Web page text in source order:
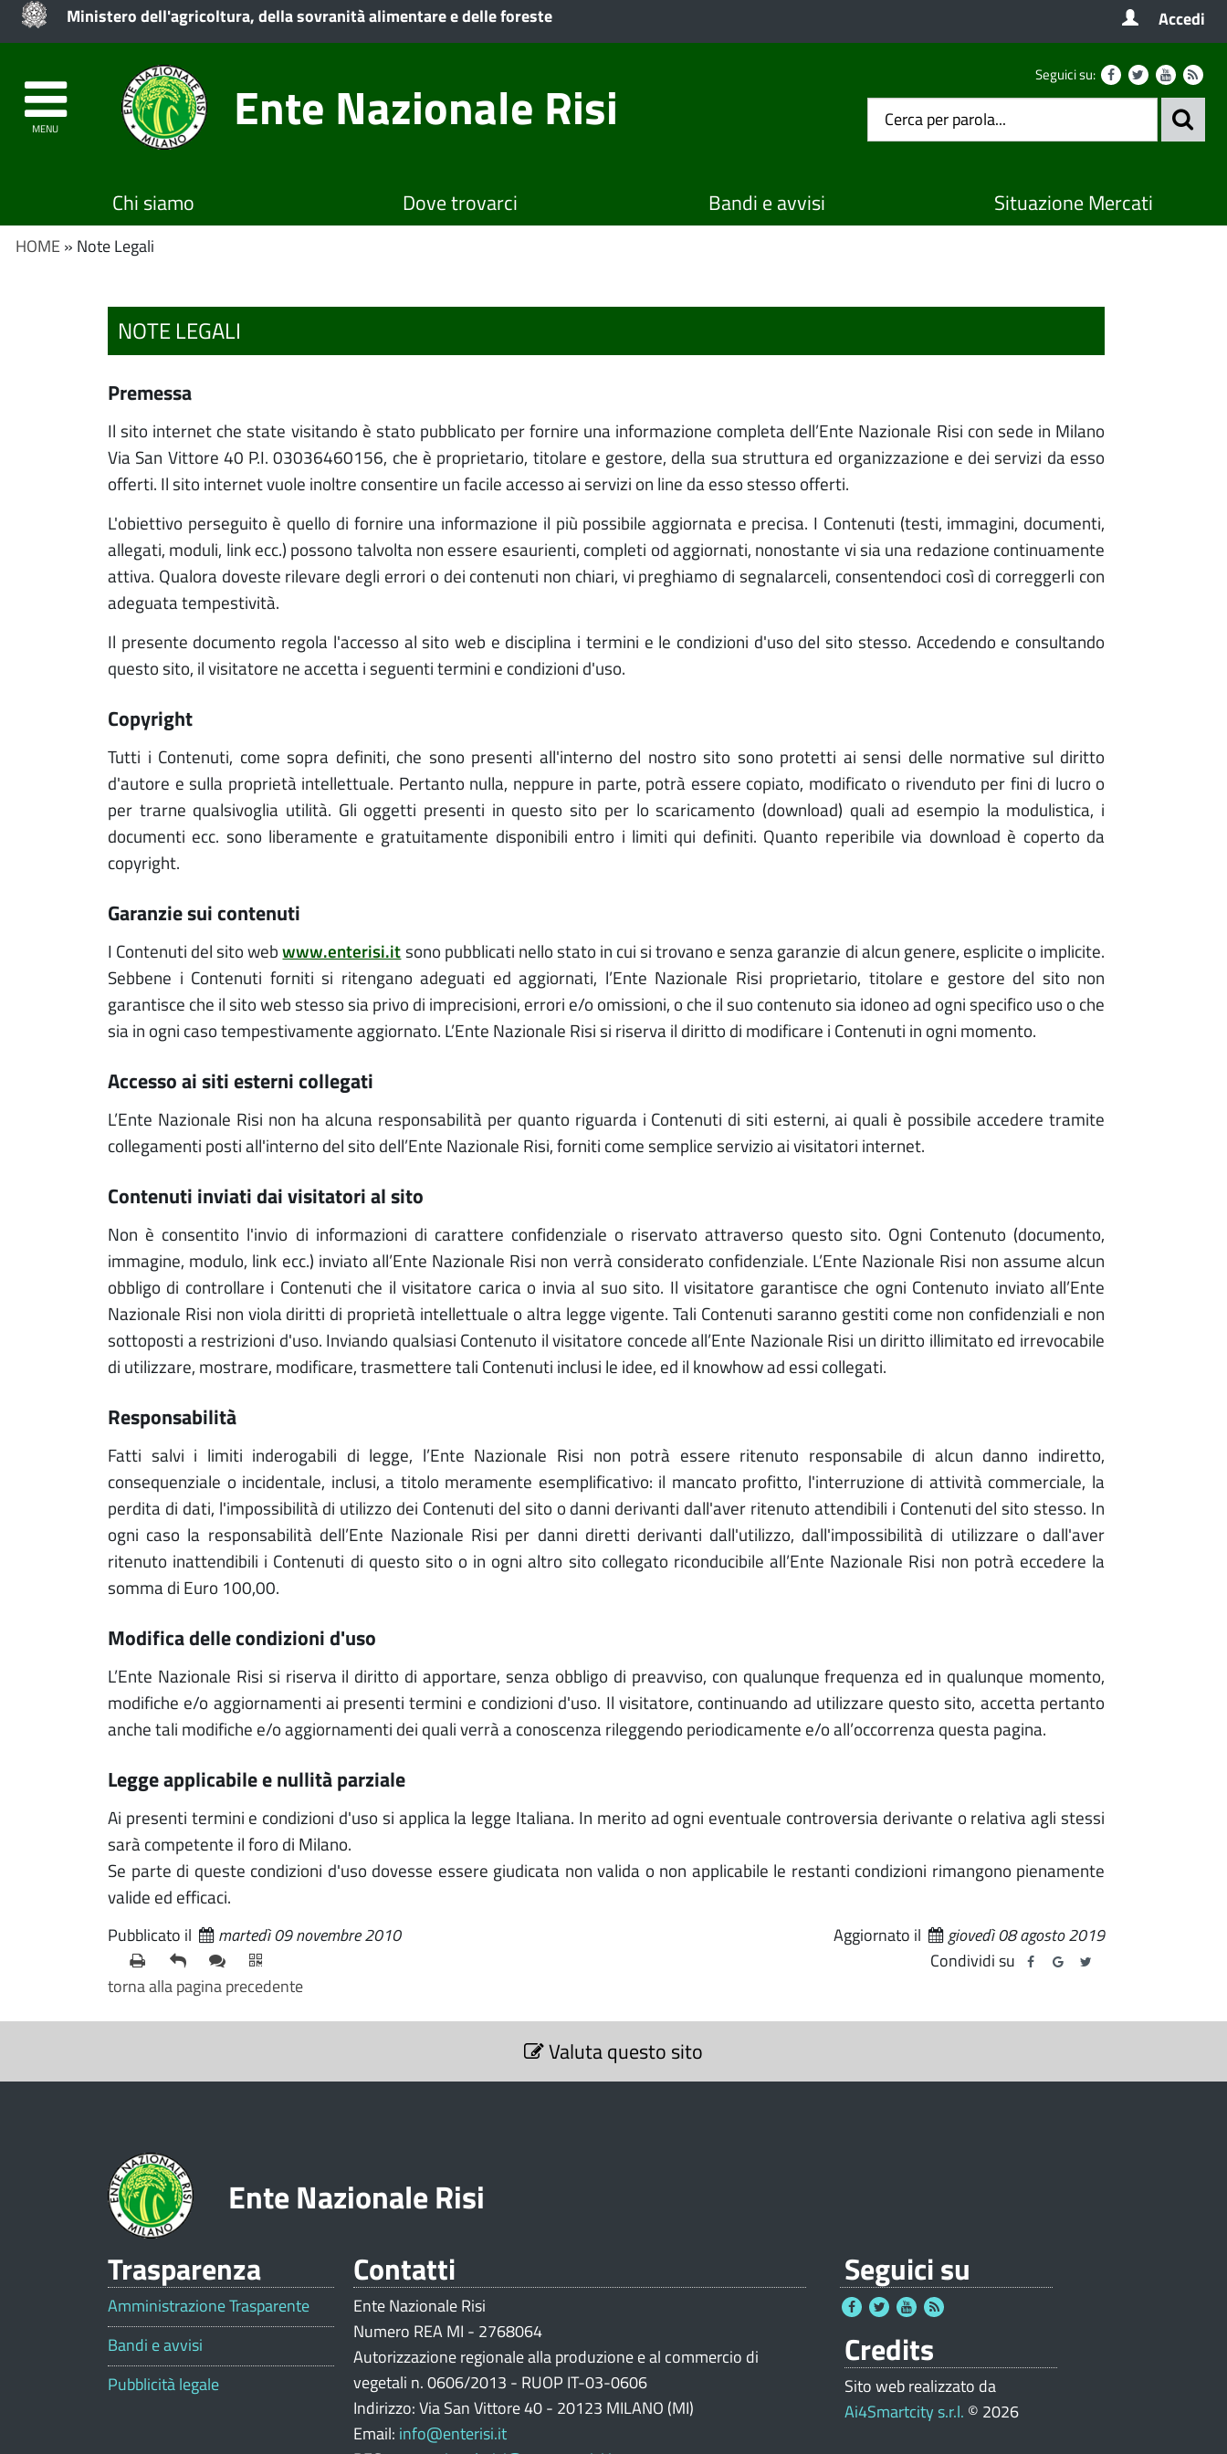
Ministero dell'agricoltura, della sovranità alimentare e delle foreste Accedi
MENU Ente Nazionale Risi Seguici su:
Chi siamo Dove trovarci Bandi e avvisi Situazione Mercati
HOME » Note Legali
NOTE LEGALI
premessa
Il sito internet che state visitando è stato pubblicato per fornire una informazione completa dell’Ente Nazionale Risi con sede in Milano
Via San Vittore 40 P.I. 03036460156, che è proprietario, titolare e gestore, della sua struttura ed organizzazione e dei servizi da esso
offerti. Il sito internet vuole inoltre consentire un facile accesso ai servizi on line da esso stesso offerti.
L'obiettivo perseguito è quello di fornire una informazione il più possibile aggiornata e precisa. I Contenuti (testi, immagini, documenti,
allegati, moduli, link ecc.) possono talvolta non essere esaurienti, completi od aggiornati, nonostante vi sia una redazione continuamente
attiva. Qualora doveste rilevare degli errori o dei contenuti non chiari, vi preghiamo di segnalarceli, consentendoci così di correggerli con
adeguata tempestività.
Il presente documento regola l'accesso al sito web e disciplina i termini e le condizioni d'uso del sito stesso. Accedendo e consultando
questo sito, il visitatore ne accetta i seguenti termini e condizioni d'uso.
copyright
Tutti i Contenuti, come sopra definiti, che sono presenti all'interno del nostro sito sono protetti ai sensi delle normative sul diritto
d'autore e sulla proprietà intellettuale. Pertanto nulla, neppure in parte, potrà essere copiato, modificato o rivenduto per fini di lucro o
per trarne qualsivoglia utilità. Gli oggetti presenti in questo sito per lo scaricamento (download) quali ad esempio la modulistica, i
documenti ecc. sono liberamente e gratuitamente disponibili entro i limiti qui definiti. Quanto reperibile via download è coperto da
copyright.
garanzie sui contenuti
I Contenuti del sito webwww.enterisi.it sono pubblicati nello stato in cui si trovano e senza garanzie di alcun genere, esplicite o implicite.
Sebbene i Contenuti forniti si ritengano adeguati ed aggiornati, l’Ente Nazionale Risi proprietario, titolare e gestore del sito non
garantisce che il sito web stesso sia privo di imprecisioni, errori e/o omissioni, o che il suo contenuto sia idoneo ad ogni specifico uso o che
sia in ogni caso tempestivamente aggiornato. L’Ente Nazionale Risi si riserva il diritto di modificare i Contenuti in ogni momento.
accesso ai siti esterni collegati
L’Ente Nazionale Risi non ha alcuna responsabilità per quanto riguarda i Contenuti di siti esterni, ai quali è possibile accedere tramite
collegamenti posti all'interno del sito dell’Ente Nazionale Risi, forniti come semplice servizio ai visitatori internet.
contenuti inviati dai visitatori al sito
Non è consentito l'invio di informazioni di carattere confidenziale o riservato attraverso questo sito. Ogni Contenuto (documento,
immagine, modulo, link ecc.) inviato all’Ente Nazionale Risi non verrà considerato confidenziale. L’Ente Nazionale Risi non assume alcun
obbligo di controllare i Contenuti che il visitatore carica o invia al suo sito. Il visitatore garantisce che ogni Contenuto inviato all’Ente
Nazionale Risi non viola diritti di proprietà intellettuale o altra legge vigente. Tali Contenuti saranno gestiti come non confidenziali e non
sottoposti a restrizioni d'uso. Inviando qualsiasi Contenuto il visitatore concede all’Ente Nazionale Risi un diritto illimitato ed irrevocabile
di utilizzare, mostrare, modificare, trasmettere tali Contenuti inclusi le idee, ed il knowhow ad essi collegati.
responsabilità
Fatti salvi i limiti inderogabili di legge, l’Ente Nazionale Risi non potrà essere ritenuto responsabile di alcun danno indiretto,
consequenziale o incidentale, inclusi, a titolo meramente esemplificativo: il mancato profitto, l'interruzione di attività commerciale, la
perdita di dati, l'impossibilità di utilizzo dei Contenuti del sito o danni derivanti dall'aver ritenuto attendibili i Contenuti del sito stesso. In
ogni caso la responsabilità dell’Ente Nazionale Risi per danni diretti derivanti dall'utilizzo, dall'impossibilità di utilizzare o dall'aver
ritenuto inattendibili i Contenuti di questo sito o in ogni altro sito collegato riconducibile all’Ente Nazionale Risi non potrà eccedere la
somma di Euro 100,00.
modifica delle condizioni d'uso
L’Ente Nazionale Risi si riserva il diritto di apportare, senza obbligo di preavviso, con qualunque frequenza ed in qualunque momento,
modifiche e/o aggiornamenti ai presenti termini e condizioni d'uso. Il visitatore, continuando ad utilizzare questo sito, accetta pertanto
anche tali modifiche e/o aggiornamenti dei quali verrà a conoscenza rileggendo periodicamente e/o all’occorrenza questa pagina.
legge applicabile e nullità parziale
Ai presenti termini e condizioni d'uso si applica la legge Italiana. In merito ad ogni eventuale controversia derivante o relativa agli stessi
sarà competente il foro di Milano.
Se parte di queste condizioni d'uso dovesse essere giudicata non valida o non applicabile le restanti condizioni rimangono pienamente
valide ed efficaci.
Pubblicato il martedì 09 novembre 2010 Aggiornato il
giovedì 08 agosto 2019
Condividi su
torna alla pagina precedente
e Valuta questo sito
Ente Nazionale Risi
Trasparenza
Amministrazione Trasparente
Bandi e avvisi
Pubblicità legale
Contatti
Ente Nazionale Risi
Numero REA MI - 2768064
Autorizzazione regionale alla produzione e al commercio di
vegetali n. 0606/2013 - RUOP IT-03-0606
Indirizzo: Via San Vittore 40 - 20123 MILANO (MI)
Email: info@enterisi.it
Seguici su
Credits
Sito web realizzato da
Ai4Smartcity s.r.l. © 2026